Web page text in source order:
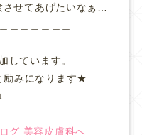
せてあげたいなぁ…
しています。
励みになります★